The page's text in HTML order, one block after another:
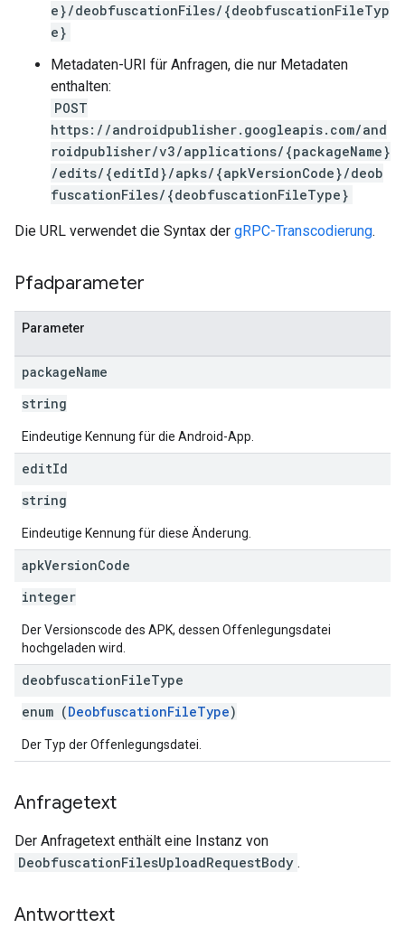
e}/deobfuscationFiles/{deobfuscationFileTyp
e}
Metadaten-URI für Anfragen, die nur Metadaten
enthalten:
POST
https://androidpublisher.googleapis.com/and
roidpublisher/v3/applications/{packageName}
/edits/{editId}/apks/{apkVersionCode}/deob
fuscationFiles/{deobfuscationFileType}
Die URL verwendet die Syntax der gRPC-Transcodierung.
Pfadparameter
Parameter
packageName
string
Eindeutige Kennung für die Android-App.
editId
string
Eindeutige Kennung für diese Änderung.
apkVersionCode
integer
Der Versionscode des APK, dessen Offenlegungsdatei
hochgeladen wird.
deobfuscationFileType
enum (DeobfuscationFileType)
Der Typ der Offenlegungsdatei.
Anfragetext
Der Anfragetext enthält eine Instanz von
DeobfuscationFilesUploadRequestBody .
Antworttext